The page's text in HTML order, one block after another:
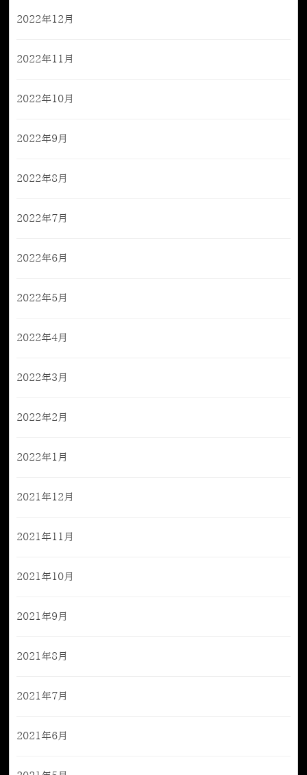
2022年12月
2022年11月
2022年10月
2022年9月
2022年8月
2022年7月
2022年6月
2022年5月
2022年4月
2022年3月
2022年2月
2022年1月
2021年12月
2021年11月
2021年10月
2021年9月
2021年8月
2021年7月
2021年6月